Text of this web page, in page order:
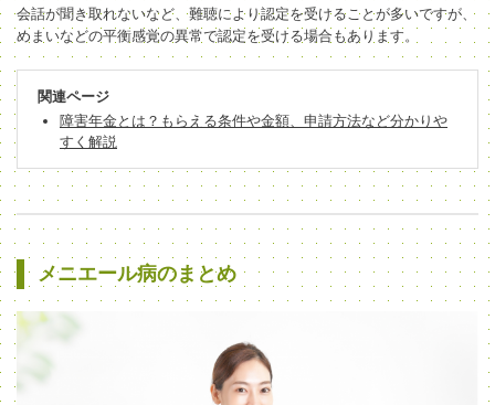
会話が聞き取れないなど、難聴により認定を受けることが多いですが、
めまいなどの平衡感覚の異常で認定を受ける場合もあります。
関連ページ
障害年金とは？もらえる条件や金額、申請方法など分かりや
すく解説
メニエール病のまとめ